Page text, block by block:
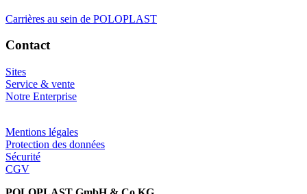
Carrières au sein de POLOPLAST
Contact
Sites
Service & vente
Notre Enterprise
Mentions légales
Protection des données
Sécurité
CGV